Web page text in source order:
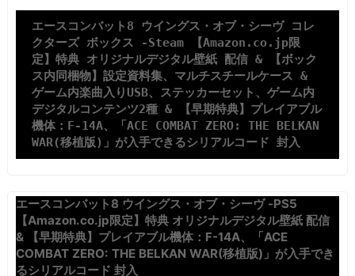
エースコンバット8 ウイングス・オブ・シーヴ コレ
クターズ ボックス -Steam 【Amazon.co.jp限
定】特典 オリジナルデジタル壁紙 配信 & 【ボック
ス内同梱物】設定資料集、マルチスチールケース &
ゲーム内楽曲入りUSB、ステッカーセット、ゲーム内
デジタルコンテンツ2種 & 【早期特典】プレイアブル
機体：F-14A、「ACE COMBAT ZERO: THE BELKAN
WAR(移植版)」が入手できるシリアルコード 封入
エースコンバット8 ウイングス・オブ・シーヴ -PS5
【Amazon.co.jp限定】特典 オリジナルデジタル壁紙 配信
& 【早期特典】プレイアブル機体：F-14A、「ACE
COMBAT ZERO: THE BELKAN WAR(移植版)」が入手でき
るシリアルコード 封入